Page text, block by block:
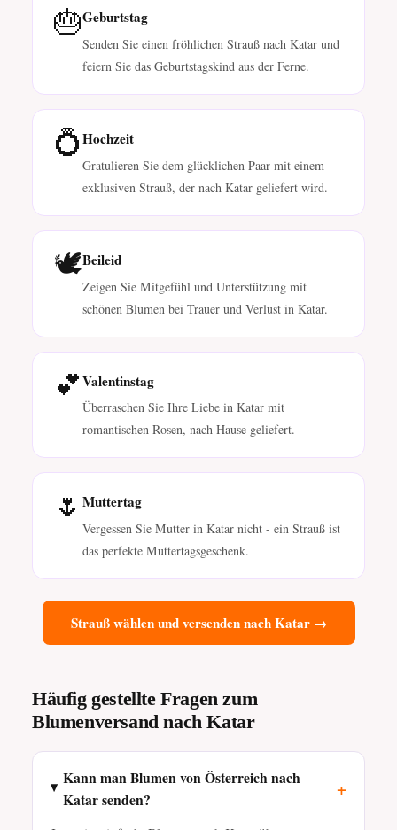
🎂Geburtstag
Senden Sie einen fröhlichen Strauß nach Katar und
feiern Sie das Geburtstagskind aus der Ferne.
💍Hochzeit
Gratulieren Sie dem glücklichen Paar mit einem
exklusiven Strauß, der nach Katar geliefert wird.
🕊️Beileid
Zeigen Sie Mitgefühl und Unterstützung mit
schönen Blumen bei Trauer und Verlust in Katar.
💕Valentinstag
Überraschen Sie Ihre Liebe in Katar mit
romantischen Rosen, nach Hause geliefert.
🌷 Muttertag
Vergessen Sie Mutter in Katar nicht - ein Strauß ist
das perfekte Muttertagsgeschenk.
Strauß wählen und versenden nach Katar →
Häufig gestellte Fragen zum
Blumenversand nach Katar
Kann man Blumen von Österreich nach
Katar senden?
+